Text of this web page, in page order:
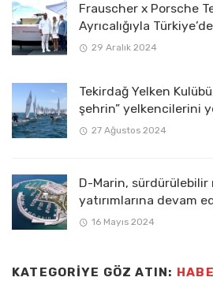
Frauscher x Porsche
Ayrıcalığıyla Türkiye’de
29 Aralık 2024
Tekirdağ Yelken
şehrin” yelkencilerini
27 Ağustos 2024
D-Marin,
yatırımlarına devam
16 Mayıs 2024
KATEGORIYE GÖZ ATIN: